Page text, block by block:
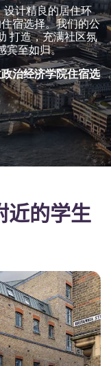
计精良的居住环
宿选择。我们的公
打造，充满社区氛
宾至如归。
治经济学院住宿选
近的学生